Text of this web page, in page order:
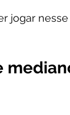
jogar